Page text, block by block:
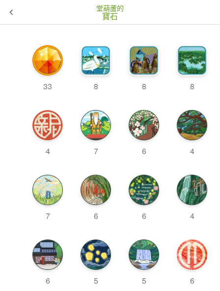
堂葫蘆的
寶石
33 8 8 8
4 7 6 4
7 6 6 4
6 5 5 6